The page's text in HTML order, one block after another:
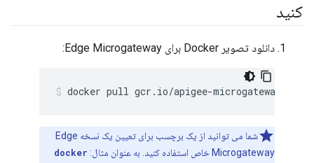
کنید
دانلود تصویر Docker برای Edge Microgateway:
docker pull gcr.io/apigee-microgateway/
شما می توانید از یک برچسب برای تعیین یک نسخه Edge
Microgateway خاص استفاده کنید. به عنوان مثال:
docker